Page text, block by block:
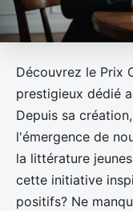
Découvrez le Prix
prestigieux dédié
Depuis sa
l'émergence de
la littérature
cette initiative
positifs? Ne